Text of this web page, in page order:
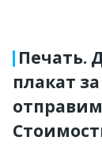
Печать.
плакат